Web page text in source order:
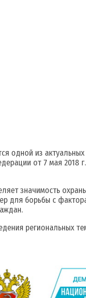
одной из
от 7 мая 2018
значимость
для борьбы с
региональных